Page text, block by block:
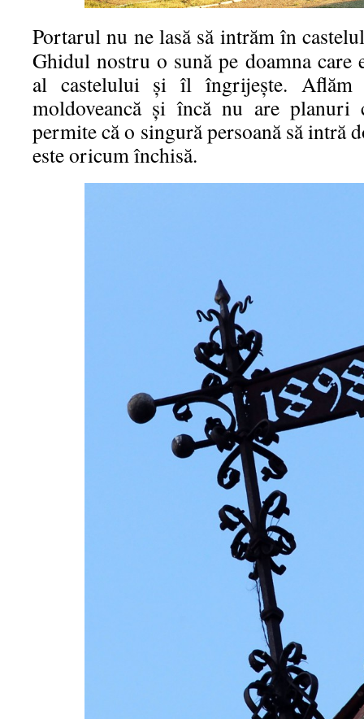
Portarul nu ne lasă să intrăm în
Ghidul nostru o sună pe doamna care
al castelului şi îl îngrijeşte. Aflăm
moldoveancă şi încă nu are planuri
permite că o singură persoană să intră
este oricum închisă.